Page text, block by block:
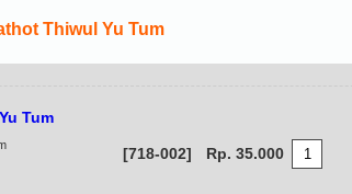
Thiwul Yu Tum
Tum
[718-002] Rp. 35.000